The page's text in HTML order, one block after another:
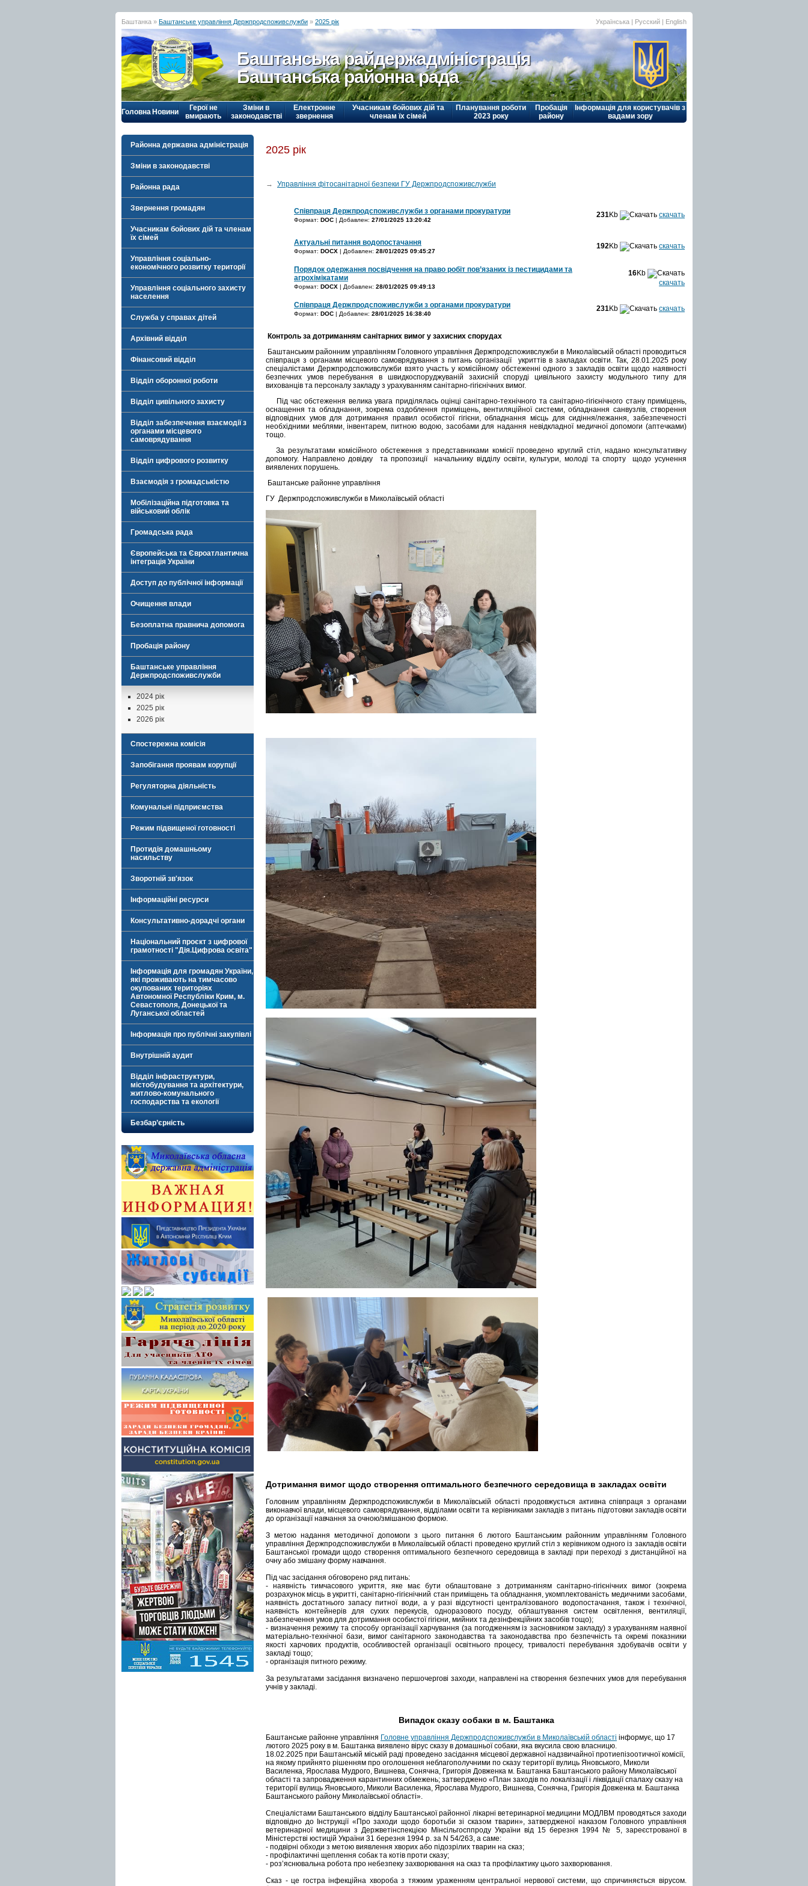
Баштанка » Баштанське управління Держпродспоживслужби » 2025 рік Українська | Русский | English
Баштанська райдержадміністрація
Баштанська районна рада
Головна Новини
Герої не
вмирають
Зміни в
законодавстві
Електронне
звернення
Учасникам бойових дій та
членам їх сімей
Планування роботи
2023 року
Пробація
району
Інформація для користувачів з
вадами зору
Районна державна адміністрація
Зміни в законодавстві
Районна рада
Звернення громадян
Учасникам бойових дій та членам
їх сімей
Управління соціально-
економічного розвитку території
Управління соціального захисту
населення
Служба у справах дітей
Архівний відділ
Фінансовий відділ
Відділ оборонної роботи
Відділ цивільного захисту
Відділ забезпечення взаємодії з
органами місцевого
самоврядування
Відділ цифрового розвитку
Взаємодія з громадськістю
Мобілізаційна підготовка та
військовий облік
Громадська рада
Європейська та Євроатлантична
інтеграція України
Доступ до публічної інформації
Очищення влади
Безоплатна правнича допомога
Пробація району
Баштанське управління
Держпродспоживслужби
2024 рік
2025 рік
2026 рік
Спостережна комісія
Запобігання проявам корупції
Регуляторна діяльність
Комунальні підприємства
Режим підвищеної готовності
Протидія домашньому
насильству
Зворотній зв'язок
Інформаційні ресурси
Консультативно-дорадчі органи
Національний проєкт з цифрової
грамотності "Дія.Цифрова освіта"
Інформація для громадян України,
які проживають на тимчасово
окупованих територіях
Автономної Республіки Крим, м.
Севастополя, Донецької та
Луганської областей
Інформація про публічні закупівлі
Внутрішній аудит
Відділ інфраструктури,
містобудування та архітектури,
житлово-комунального
господарства та екології
Безбар’єрність
2025 рік
→ Управління фітосанітарної безпеки ГУ Держпродспоживслужби
Співпраця Держпродспоживслужби з органами прокуратури
Формат: DOC | Добавлен: 27/01/2025 13:20:42
231Kb скачать
Актуальні питання водопостачання
Формат: DOCX | Добавлен: 28/01/2025 09:45:27
192Kb скачать
Порядок одержання посвідчення на право робіт пов’язаних із пестицидами та
агрохімікатами
Формат: DOCX | Добавлен: 28/01/2025 09:49:13
16Kb
скачать
Співпраця Держпродспоживслужби з органами прокуратури
Формат: DOC | Добавлен: 28/01/2025 16:38:40
231Kb скачать
Контроль за дотриманням санітарних вимог у захисних спорудах
Баштанським районним управлінням Головного управління Держпродспоживслужби в Миколаївській області проводиться
співпраця з органами місцевого самоврядування з питань організації укриттів в закладах освіти. Так, 28.01.2025 року
спеціалістами Держпродспоживслужби взято участь у комісійному обстеженні одного з закладів освіти щодо наявності
безпечних умов перебування в швидкоспоруджуваній захисній споруді цивільного захисту модульного типу для
вихованців та персоналу закладу з урахуванням санітарно-гігієнічних вимог.
Під час обстеження велика увага приділялась оцінці санітарно-технічного та санітарно-гігієнічного стану приміщень,
оснащення та обладнання, зокрема оздоблення приміщень, вентиляційної системи, обладнання санвузлів, створення
відповідних умов для дотримання правил особистої гігієни, обладнання місць для сидіння/лежання, забезпеченості
необхідними меблями, інвентарем, питною водою, засобами для надання невідкладної медичної допомоги (аптечками)
тощо.
За результатами комісійного обстеження з представниками комісії проведено круглий стіл, надано консультативну
допомогу. Направлено довідку та пропозиції начальнику відділу освіти, культури, молоді та спорту щодо усунення
виявлених порушень.
Баштанське районне управління
ГУ Держпродспоживслужби в Миколаївській області
Дотримання вимог щодо створення оптимального безпечного середовища в закладах освіти
Головним управлінням Держпродспоживслужби в Миколаївській області продовжується активна співпраця з органами
виконавчої влади, місцевого самоврядування, відділами освіти та керівниками закладів з питань підготовки закладів освіти
до організації навчання за очною/змішаною формою.
З метою надання методичної допомоги з цього питання 6 лютого Баштанським районним управлінням Головного
управління Держпродспоживслужби в Миколаївській області проведено круглий стіл з керівником одного із закладів освіти
Баштанської громади щодо створення оптимального безпечного середовища в закладі при переході з дистанційної на
очну або змішану форму навчання.
Під час засідання обговорено ряд питань:
- наявність тимчасового укриття, яке має бути облаштоване з дотриманням санітарно-гігієнічних вимог (зокрема
розрахунок місць в укритті, санітарно-гігієнічний стан приміщень та обладнання, укомплектованість медичними засобами,
наявність достатнього запасу питної води, а у разі відсутності централізованого водопостачання, також і технічної,
наявність контейнерів для сухих перекусів, одноразового посуду, облаштування систем освітлення, вентиляції,
забезпечення умов для дотримання особистої гігієни, мийних та дезінфекційних засобів тощо);
- визначення режиму та способу організації харчування (за погодженням із засновником закладу) з урахуванням наявної
матеріально-технічної бази, вимог санітарного законодавства та законодавства про безпечність та окремі показники
якості харчових продуктів, особливостей організації освітнього процесу, тривалості перебування здобувачів освіти у
закладі тощо;
- організація питного режиму.
За результатами засідання визначено першочергові заходи, направлені на створення безпечних умов для перебування
учнів у закладі.
Випадок сказу собаки в м. Баштанка
Баштанське районне управління Головне управління Держпродспоживслужби в Миколаївській області інформує, що 17
лютого 2025 року в м. Баштанка виявлено вірус сказу в домашньої собаки, яка вкусила свою власницю.
18.02.2025 при Баштанській міській раді проведено засідання місцевої державної надзвичайної протиепізоотичної комісії,
на якому прийнято рішенням про оголошення неблагополучними по сказу території вулиць Яновського, Миколи
Василенка, Ярослава Мудрого, Вишнева, Сонячна, Григорія Довженка м. Баштанка Баштанського району Миколаївської
області та запровадження карантинних обмежень; затверджено «План заходів по локалізації і ліквідації спалаху сказу на
території вулиць Яновського, Миколи Василенка, Ярослава Мудрого, Вишнева, Сонячна, Григорія Довженка м. Баштанка
Баштанського району Миколаївської області».
Спеціалістами Баштанського відділу Баштанської районної лікарні ветеринарної медицини МОДЛВМ проводяться заходи
відповідно до Інструкції «Про заходи щодо боротьби зі сказом тварин», затвердженої наказом Головного управління
ветеринарної медицини з Держветінспекцією Мінсільгосппроду України від 15 березня 1994 № 5, зареєстрованої в
Міністерстві юстицій України 31 березня 1994 р. за N 54/263, а саме:
- подвірні обходи з метою виявлення хворих або підозрілих тварин на сказ;
- профілактичні щеплення собак та котів проти сказу;
- роз’яснювальна робота про небезпеку захворювання на сказ та профілактику цього захворювання.
Сказ - це гостра інфекційна хвороба з тяжким ураженням центральної нервової системи, що спричиняється вірусом.